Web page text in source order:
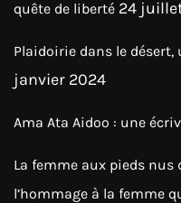
quête de liberté 24
Plaidoirie dans le désert,
janvier 2024
Ama Ata Aidoo : une
La femme aux pieds
l’hommage à la femme